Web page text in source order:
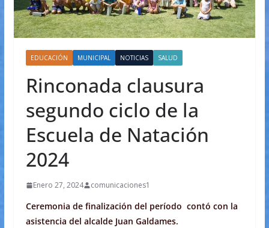
EDUCACIÓN MUNICIPAL NOTICIAS SALUD
Rinconada clausura
segundo ciclo de la
Escuela de Natación
2024
Enero 27, 2024 comunicaciones1
Ceremonia de finalización del período contó con la
asistencia del alcalde Juan Galdames.